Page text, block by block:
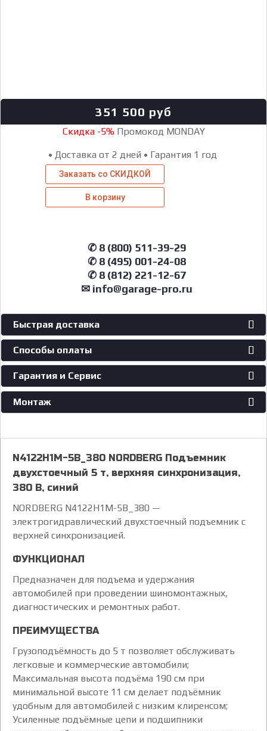
351 500 руб
Скидка -5%Промокод MONDAY
• Доставка от 2 дней • Гарантия 1 год
Заказать со СКИДКОЙ
В корзину
✆ 8 (800) 511-39-29
✆ 8 (495) 001-24-08
✆ 8 (812) 221-12-67
✉ info@garage-pro.ru
Быстрая доставка
Способы оплаты
Гарантия и Сервис
Монтаж
N4122H1M-5B_380 NORDBERG Подъемник
двухстоечный 5 т, верхняя синхронизация,
380 В, синий
NORDBERG N4122H1M-5B_380 —
электрогидравлический двухстоечный подъемник с
верхней синхронизацией.
ФУНКЦИОНАЛ
Предназначен для подъема и удержания
автомобилей при проведении шиномонтажных,
диагностических и ремонтных работ.
ПРЕИМУЩЕСТВА
Грузоподъёмность до 5 т позволяет обслуживать
легковые и коммерческие автомобили;
Максимальная высота подъёма 190 см при
минимальной высоте 11 см делает подъёмник
удобным для автомобилей с низким клиренсом;
Усиленные подъёмные цепи и подшипники